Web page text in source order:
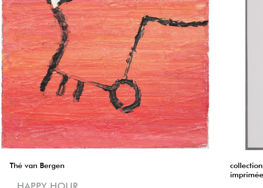
Thé van Bergen
HAPPY HOUR